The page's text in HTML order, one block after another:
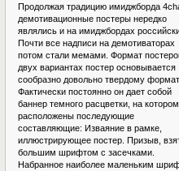
Продолжая традицию имиджборда
демотивационные постеры нередко
являлись и на имиджбордах
Почти все надписи на демотиваторах
потом стали мемами. Формат
двух вариантах постер основывается
сообразно довольно твердому
Фактически постоянно он дает собой
баннер темного расцветки, на котором
расположены последующие
составляющие: Изваяние в рамке,
иллюстрирующее постер. Призыв,
большим шрифтом с засечками.
Набранное наиболее маленьким